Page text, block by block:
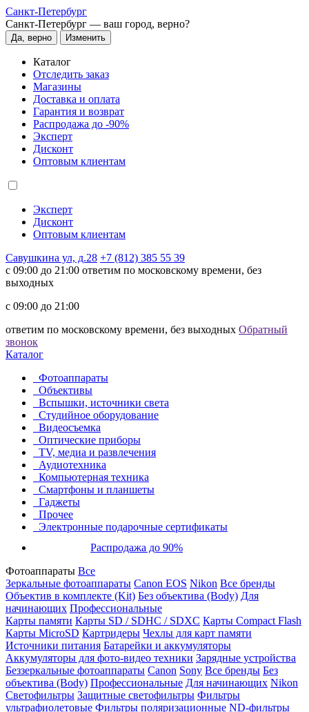
Санкт-Петербург
Санкт-Петербург — ваш город, верно?
Да, верно Изменить
Каталог
Отследить заказ
Магазины
Доставка и оплата
Гарантия и возврат
Распродажа до -90%
Эксперт
Дисконт
Оптовым клиентам
Эксперт
Дисконт
Оптовым клиентам
Савушкина ул, д.28 +7 (812) 385 55 39
c 09:00 до 21:00 ответим по московскому времени, без
выходных
c 09:00 до 21:00
ответим по московскому времени, без выходных Обратный
звонок
Каталог
Фотоаппараты
Объективы
Вспышки, источники света
Студийное оборудование
Видеосъемка
Оптические приборы
TV, медиа и развлечения
Аудиотехника
Компьютерная техника
Смартфоны и планшеты
Гаджеты
Прочее
Электронные подарочные сертификаты
Распродажа до 90%
Фотоаппараты Все
Зеркальные фотоаппараты Canon EOS Nikon Все бренды
Объектив в комплекте (Kit) Без объектива (Body) Для
начинающих Профессиональные
Карты памяти Карты SD / SDHC / SDXC Карты Compact Flash
Карты MicroSD Картридеры Чехлы для карт памяти
Источники питания Батарейки и аккумуляторы
Аккумуляторы для фото-видео техники Зарядные устройства
Беззеркальные фотоаппараты Canon Sony Все бренды Без
объектива (Body) Профессиональные Для начинающих Nikon
Светофильтры Защитные светофильтры Фильтры
ультрафиолетовые Фильтры поляризационные ND-фильтры